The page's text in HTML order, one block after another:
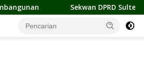
DPRD Sulteng Jadi Pengurus BMA